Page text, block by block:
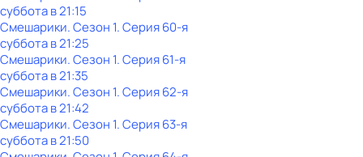
субботав21:15
Смешарики. Сезон 1. Серия 60-я
субботав21:25
Смешарики. Сезон 1. Серия 61-я
субботав21:35
Смешарики. Сезон 1. Серия 62-я
субботав21:42
Смешарики. Сезон 1. Серия 63-я
субботав21:50